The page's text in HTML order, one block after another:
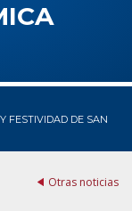
FESTIVIDAD DE SAN
Otras noticias